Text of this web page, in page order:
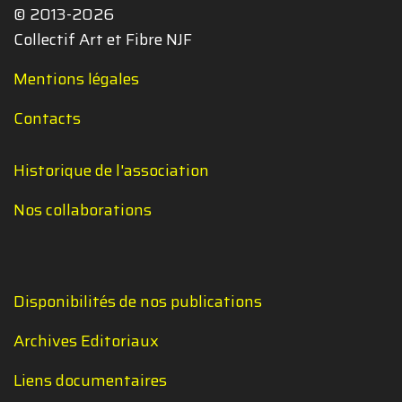
© 2013-2026
Collectif Art et Fibre NJF
Mentions légales
Contacts
Historique de l'association
Nos collaborations
Disponibilités de nos publications
Archives Editoriaux
Liens documentaires